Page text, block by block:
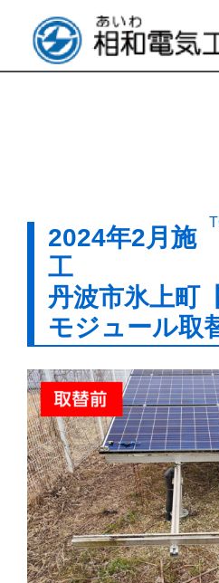
2024年2月施
工
丹波市氷上町
モジュール取